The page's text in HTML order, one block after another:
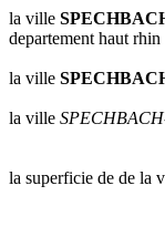
par
A B C D E F
H
I J K L M
la ville
departement haut
la ville
la ville
la superficie de de la